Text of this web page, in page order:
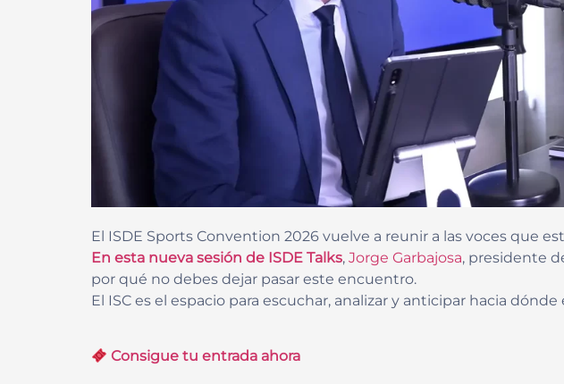
El ISDE Sports Convention 2026 vuelve a reunir a las voces que
En esta nueva sesión de ISDE Talks, Jorge Garbajosa, presidente
por qué no debes dejar pasar este encuentro.
El ISC es el espacio para escuchar, analizar y anticipar hacia
Consigue tu entrada ahora